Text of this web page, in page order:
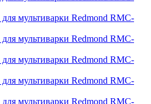
для мультиварки Redmond RMC-
для мультиварки Redmond RMC-
для мультиварки Redmond RMC-
для мультиварки Redmond RMC-
для мультиварки Redmond RMC-